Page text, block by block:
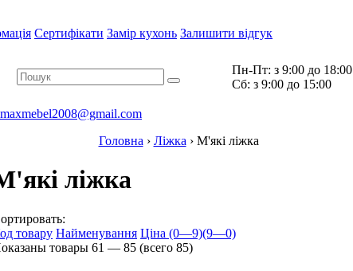
Сертифікати Замір кухонь Залишити відгук
Пн-Пт: з 9:00 до 18:00
Cб: з 9:00 до 15:00
maxmebel2008@gmail.com
Головна › Ліжка › М'які ліжка
ліжка
товару Найменування Ціна (0—9)(9—0)
товары 61 — 85 (всего 85)